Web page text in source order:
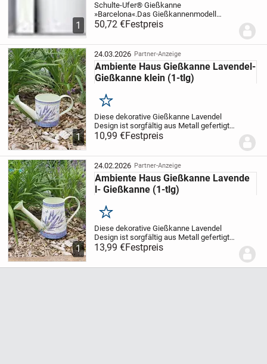
1
Schulte-Ufer® Gießkanne
»Barcelona«.Das Gießkannenmodell
Barcelona besticht durch ein klassisches
und elegantes Design aus Edelstahl,
ergeben ein gelungenes...
50,72 €Festpreis
1
24.03.2026 Partner-Anzeige
Ambiente Haus Gießkanne Lavendel-
Gießkanne klein (1-tlg)
Merken
Diese dekorative Gießkanne Lavendel
Design ist sorgfältig aus Metall gefertigt
und bringt ein romantisches Ambiente in
jedes Zuhause. Ob als Verpackung für ein
10,99 €Festpreis
1
24.02.2026 Partner-Anzeige
Ambiente Haus Gießkanne Lavende
l- Gießkanne (1-tlg)
Merken
Diese dekorative Gießkanne Lavendel
Design ist sorgfältig aus Metall gefertigt
und bringt ein romantisches Ambiente in
jedes Zuhause. Ob als Verpackung für ein
13,99 €Festpreis